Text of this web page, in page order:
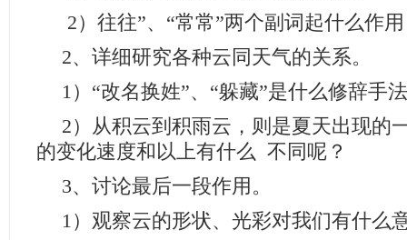
2）往往”、“常常”两个副词起什么作
2、详细研究各种云同天气的关系。
1）“改名换姓”、“躲藏”是什么修辞手
2）从积云到积雨云，则是夏天出现的
的变化速度和以上有什么 不同呢？
3、讨论最后一段作用。
1）观察云的形状、光彩对我们有什么